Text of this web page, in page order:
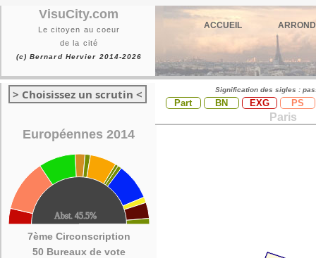
VisuCity.com
Le citoyen au coeur
de la cité
(c) Bernard Hervier 2014-2026
ACCUEIL
> Choisissez un scrutin <
Européennes 2014
7ème Circonscription
50 Bureaux de vote
Signification des sigles :
Part BN EXG PS
Paris